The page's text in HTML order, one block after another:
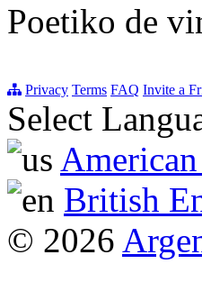
Poetiko de
Privacy Terms FAQ Invite a
Select
British
© 2026